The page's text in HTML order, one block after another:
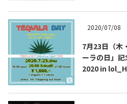
2020/07/08
7月23日（木
ーラの日」
2020 in